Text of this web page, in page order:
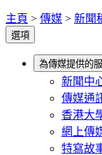
主頁 > 傳媒 > 新聞
選項
為傳媒提供的
新聞中
傳媒通
香港大
網上傳
特寫故